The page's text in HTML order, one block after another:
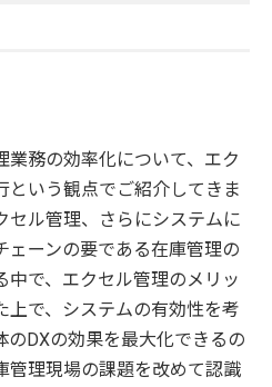
業務の効率化について、エク
という観点でご紹介してきま
セル管理、さらにシステムに
ェーンの要である在庫管理の
で、エクセル管理のメリッ
上で、システムの有効性を考
のDXの効果を最大化できるの
管理現場の課題を改めて認識